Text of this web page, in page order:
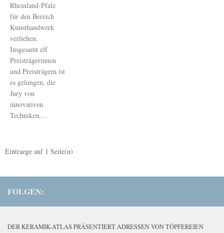
Rheinland-Pfalz
für den Bereich
Kunsthandwerk
verliehen.
Insgesamt elf
Preisträgerinnen
und Preisträgern ist
es gelungen, die
Jury von
innovativen
Techniken,...
Eintraege auf 1 Seite(n)
FOLGEN:
DER KERAMIK-ATLAS PRÄSENTIERT ADRESSEN VON TÖPFEREIEN